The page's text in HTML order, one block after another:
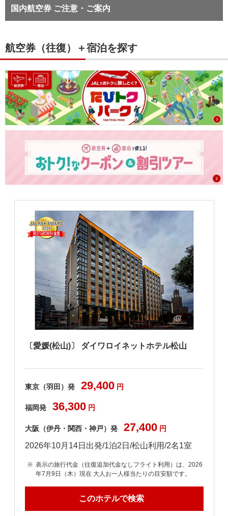
国内航空券 ご注意・ご案内
航空券（往復）＋宿泊を探す
〔愛媛(松山)〕 ダイワロイネットホテル松山
東京（羽田）発 29,400 円
福岡発 36,300 円
大阪（伊丹・関西・神戸）発 27,400 円
2026年10月14日出発/1泊2日/松山利用/2名1室
表示の旅行代金（往復追加代金なしフライト利用）は、2026
年7月9日（木）現在 大人お一人様当たりの目安額です。
このホテルで検索